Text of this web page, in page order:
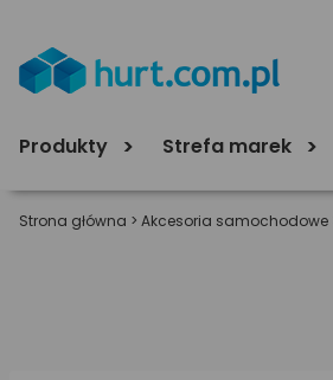
Produkty Strefa marek
Strona główna > Akcesoria samochodowe